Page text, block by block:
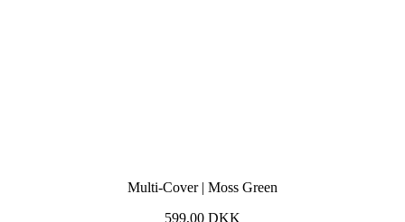
Multi-Cover | Moss Green
599,00 DKK